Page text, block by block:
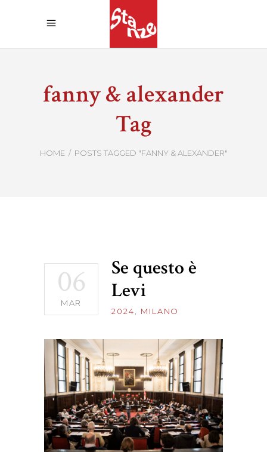
fanny & alexander
Tag
HOME / POSTS TAGGED "FANNY & ALEXANDER"
06
MAR
Se questo è
Levi
2024 MILANO